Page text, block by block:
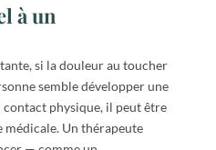
à un
si la douleur au toucher
semble développer une
physique, il peut être
médicale. Un thérapeute